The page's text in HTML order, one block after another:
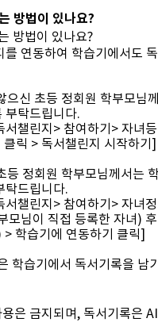
방법이 있나요?
방법이 있나요?
연동하여 학습기에서도
으신 초등 정회원 학부모님
부탁드립니다.
챌린지> 참여하기> 자녀
릭 > 독서챌린지 시작하기]
등 정회원 학부모님께서는
탁드립니다.
챌린지> 참여하기> 자녀
모님이 직접 등록한 자녀)
학습기에 연동하기 클릭]
학습기에서 독서기록을 남
은 금지되며, 독서기록은